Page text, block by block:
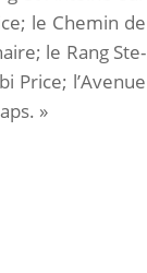
le Chemin de
le Rang Ste-
Price; l’Avenue
»